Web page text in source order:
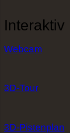
Interaktiv
Webcam
3D-Tour
3D-Pistenplan